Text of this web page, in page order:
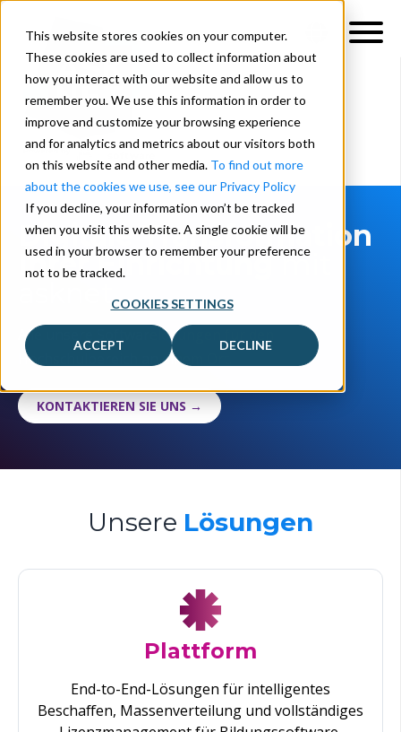
This website stores cookies on your computer.
These cookies are used to collect information about
how you interact with our website and allow us to
remember you. We use this information in order to
improve and customize your browsing experience
and for analytics and metrics about our visitors both
on this website and other media. To find out more
about the cookies we use, see our Privacy Policy
If you decline, your information won’t be tracked
when you visit this website. A single cookie will be
used in your browser to remember your preference
not to be tracked.
COOKIES SETTINGS
ACCEPT DECLINE
Digitale Transformation
IhrerEinrichtung mit
asknet
Alle unsere Softwarelösungen für den
Hochschulbereich an einem Ort.
KONTAKTIEREN SIE UNS →
Unsere Lösungen
Plattform
End-to-End-Lösungen für intelligentes
Beschaffen, Massenverteilungund vollständiges